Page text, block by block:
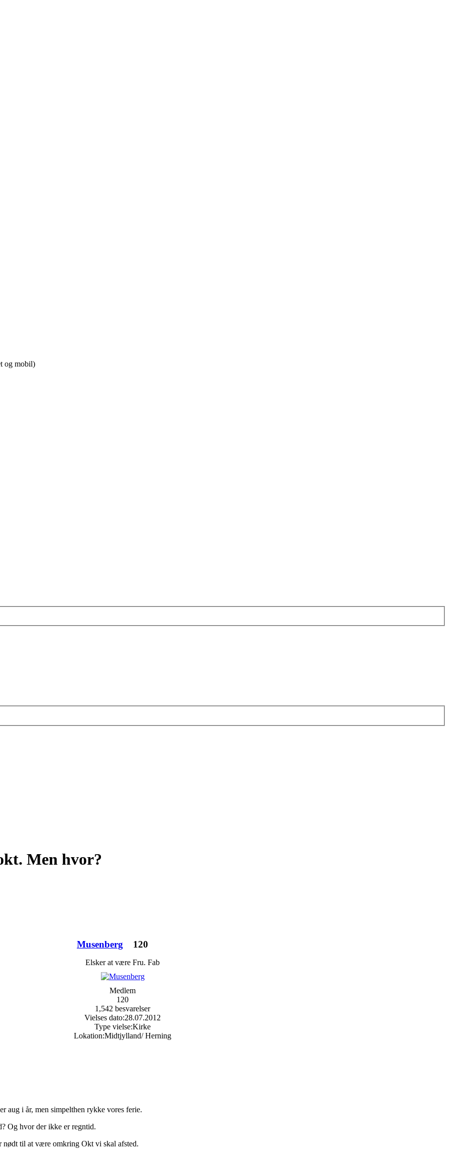
og mobil)
Men hvor?
Musenberg 120
Elsker at være Fru. Fab
Medlem
120
1,542 besvarelser
Vielses dato:28.07.2012
Type vielse:Kirke
Lokation:Midtjylland/ Herning
aug i år, men simpelthen rykke vores ferie.
Og hvor der ikke er regntid.
til at være omkring Okt vi skal afsted.